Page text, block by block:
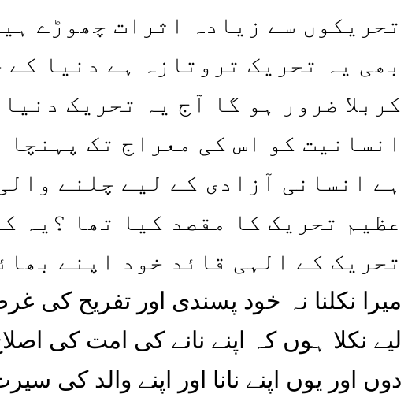
بھی یہ تحریک تروتازہ ہے دنیا
کربلا ضرور ہو گا آج یہ تحریک
انسانیت کو اس کی معراج تک
ہے انسانی آزادی کے لیے چلنے
عظیم تحریک کا مقصد کیا تھا ؟یہ
تحریک کے الہی قائد خود اپنے
میرا نکلنا نہ خود پسندی اور تفریح
لیے نکلا ہوں کہ اپنے نانے کی امت کی
دوں اور یوں اپنے نانا اور اپنے والد کی